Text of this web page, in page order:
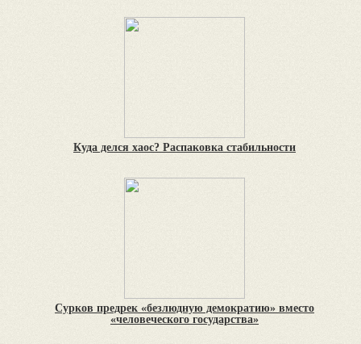
Куда делся хаос? Распаковка стабильности
Сурков предрек «безлюдную демократию» вместо
«человеческого государства»